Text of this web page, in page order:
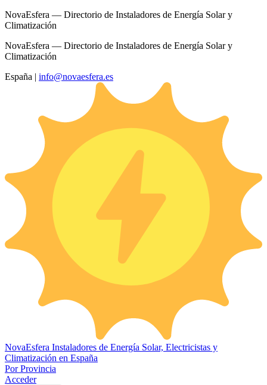
NovaEsfera — Directorio de Instaladores de Energía Solar y
Climatización
NovaEsfera — Directorio de Instaladores de Energía Solar y
Climatización
España | info@novaesfera.es
NovaEsfera Instaladores de Energía Solar, Electricistas y
Climatización en España
Por Provincia
Acceder